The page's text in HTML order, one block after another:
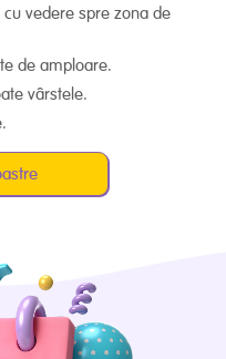
vedere spre zona de
de amploare.
vârstele.